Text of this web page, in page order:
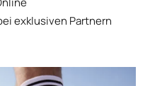
exklusiven Partnern